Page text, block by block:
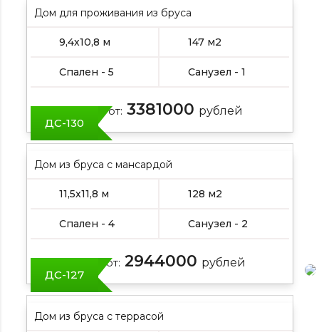
Дом для проживания из бруса
9,4х10,8 м 147 м2
Спален - 5 Санузел - 1
Цена от: 3381000 рублей
ДС-130
Дом из бруса с мансардой
11,5х11,8 м 128 м2
Спален - 4 Санузел - 2
Цена от: 2944000 рублей
ДС-127
Дом из бруса с террасой